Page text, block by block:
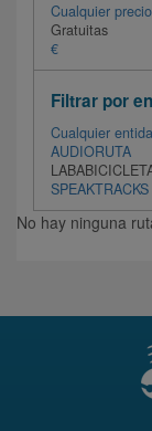
Cualquier precio
Gratuitas
€
Filtrar por
Cualquier
AUDIORUTA
SPEAKTRACKS
No hay ninguna